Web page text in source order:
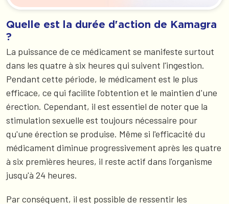
Quelle est la durée d'action de Kamagra
?
La puissance de ce médicament se manifeste surtout
dans les quatre à six heures qui suivent l'ingestion.
Pendant cette période, le médicament est le plus
efficace, ce qui facilite l'obtention et le maintien d'une
érection. Cependant, il est essentiel de noter que la
stimulation sexuelle est toujours nécessaire pour
qu'une érection se produise. Même si l'efficacité du
médicament diminue progressivement après les quatre
à six premières heures, il reste actif dans l'organisme
jusqu'à 24 heures.
Par conséquent, il est possible de ressentir les